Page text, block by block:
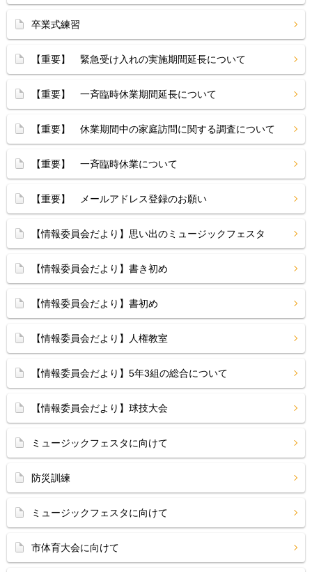
卒業式練習
【重要】 緊急受け入れの実施期間延長について
【重要】 一斉臨時休業期間延長について
【重要】 休業期間中の家庭訪問に関する調査について
【重要】 一斉臨時休業について
【重要】 メールアドレス登録のお願い
【情報委員会だより】思い出のミュージックフェスタ
【情報委員会だより】書き初め
【情報委員会だより】書初め
【情報委員会だより】人権教室
【情報委員会だより】5年3組の総合について
【情報委員会だより】球技大会
ミュージックフェスタに向けて
防災訓練
ミュージックフェスタに向けて
市体育大会に向けて